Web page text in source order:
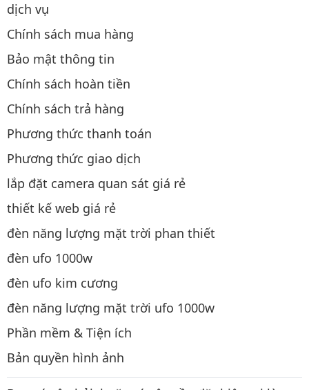
dịch vụ
Chính sách mua hàng
Bảo mật thông tin
Chính sách hoàn tiền
Chính sách trả hàng
Phương thức thanh toán
Phương thức giao dịch
lắp đặt camera quan sát giá rẻ
thiết kế web giá rẻ
đèn năng lượng mặt trời phan thiết
đèn ufo 1000w
đèn ufo kim cương
đèn năng lượng mặt trời ufo 1000w
Phần mềm & Tiện ích
Bản quyền hình ảnh